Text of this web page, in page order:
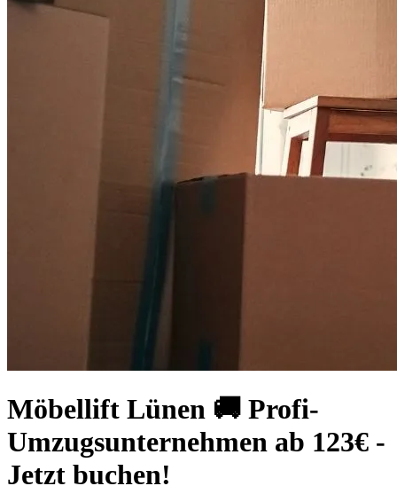
Möbellift Lünen 🚚 Profi-
Umzugsunternehmen ab 123€ -
Jetzt buchen!